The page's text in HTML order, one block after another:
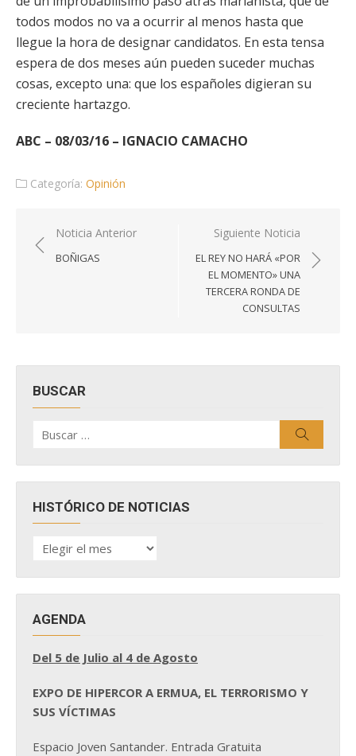
todos modos no va a ocurrir al menos hasta que
llegue la hora de designar candidatos. En esta tensa
espera de dos meses aún pueden suceder muchas
cosas, excepto una: que los españoles digieran su
creciente hartazgo.
ABC – 08/03/16 – IGNACIO CAMACHO
Categoría: Opinión
Navegación
de
Noticia Anterior
BOÑIGAS
Siguiente Noticia
EL REY NO HARÁ «POR
EL MOMENTO» UNA
TERCERA RONDA DE
CONSULTAS
BUSCAR
por:
HISTÓRICO DE NOTICIAS
HISTÓRICO
DE
AGENDA
Del 5 de Julio al 4 de Agosto
EXPO DE HIPERCOR A ERMUA, EL TERRORISMO Y
SUS VÍCTIMAS
Espacio Joven Santander. Entrada Gratuita